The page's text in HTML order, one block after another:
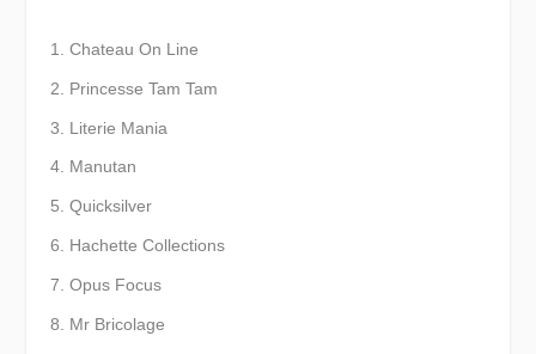
Chateau On Line
Princesse Tam Tam
Literie Mania
Manutan
Quicksilver
Hachette Collections
Opus Focus
Mr Bricolage